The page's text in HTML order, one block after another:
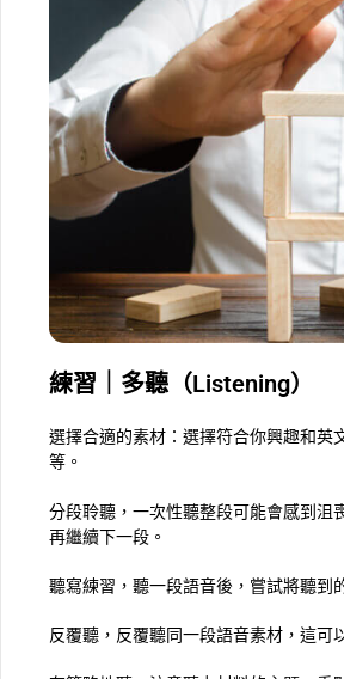
練習｜多聽（Listening）
選擇合適的素材：選擇符合你興趣和英
等。
分段聆聽，一次性聽整段可能會感到沮
再繼續下一段。
聽寫練習，聽一段語音後，嘗試將聽到
反覆聽，反覆聽同一段語音素材，這可